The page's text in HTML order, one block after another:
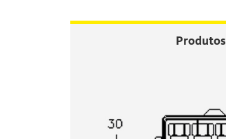
Produtos